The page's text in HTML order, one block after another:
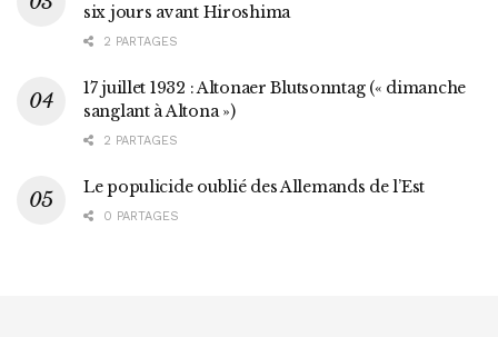
six jours avant Hiroshima
2 PARTAGES
17 juillet 1932 : Altonaer Blutsonntag (« dimanche
sanglant à Altona »)
2 PARTAGES
Le populicide oublié des Allemands de l’Est
0 PARTAGES